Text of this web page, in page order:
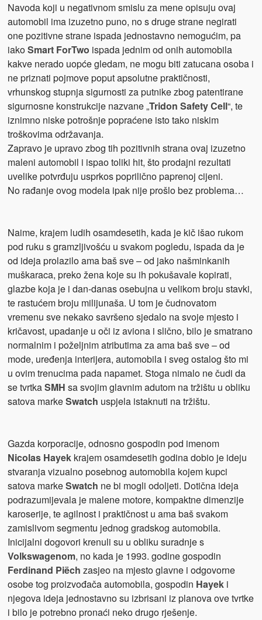
Navoda koji u negativnom smislu za mene opisuju ovaj
automobil ima izuzetno puno, no s druge strane negirati
one pozitivne strane ispada jednostavno nemogućim, pa
iakoSmart ForTwo ispada jednim od onih automobila
kakve nerado uopće gledam, ne mogu biti zatucana osoba i
ne priznati pojmove poput apsolutne praktičnosti,
vrhunskog stupnja sigurnosti za putnike zbog patentirane
sigurnosne konstrukcije nazvane „Tridon Safety Cell“, te
iznimno niske potrošnje popraćene isto tako niskim
troškovima održavanja.
Zapravo je upravo zbog tih pozitivnih strana ovaj izuzetno
maleni automobil i ispao toliki hit, što prodajni rezultati
uvelike potvrđuju usprkos poprilično paprenoj cijeni.
No rađanje ovog modela ipak nije prošlo bez problema…
Naime, krajem ludih osamdesetih, kada je kič išao rukom
pod ruku s gramzljivošću u svakom pogledu, ispada da je
od ideja prolazilo ama baš sve – od jako našminkanih
muškaraca, preko žena koje su ih pokušavale kopirati,
glazbe koja je i dan-danas osebujna u velikom broju stavki,
te rastućem broju milijunaša. U tom je čudnovatom
vremenu sve nekako savršeno sjedalo na svoje mjesto i
kričavost, upadanje u oči iz aviona i slično, bilo je smatrano
normalnim i poželjnim atributima za ama baš sve – od
mode, uređenja interijera, automobila i sveg ostalog što mi
u ovim trenucima pada napamet. Stoga nimalo ne čudi da
se tvrtkaSMH sa svojim glavnim adutom na tržištu u obliku
satova markeSwatch uspjela istaknuti na tržištu.
Gazda korporacije, odnosno gospodin pod imenom
Nicolas Hayekkrajem osamdesetih godina dobio je ideju
stvaranja vizualno posebnog automobila kojem kupci
satova markeSwatch ne bi mogli odoljeti. Dotična ideja
podrazumijevala je malene motore, kompaktne dimenzije
karoserije, te agilnost i praktičnost u ama baš svakom
zamislivom segmentu jednog gradskog automobila.
Inicijalni dogovori krenuli su u obliku suradnje s
Volkswagenom, no kada je 1993. godine gospodin
Ferdinand Piëch zasjeo na mjesto glavne i odgovorne
osobe tog proizvođača automobila, gospodin Hayek i
njegova ideja jednostavno su izbrisani iz planova ove tvrtke
i bilo je potrebno pronaći neko drugo rješenje.